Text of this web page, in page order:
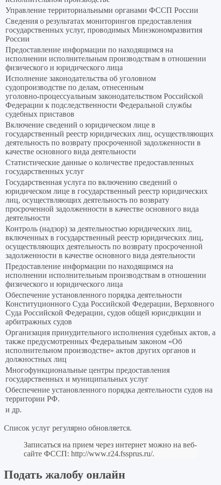
Управление территориальными органами ФССП России
Сведения о результатах мониторингов предоставления
государственных услуг, проводимых Минэкономразвития
России
Предоставление информации по находящимся на
исполнении исполнительным производствам в отношении
физического и юридического лица
Исполнение законодательства об уголовном
судопроизводстве по делам, отнесенным
уголовно‑процессуальным законодательством Российской
Федерации к подследственности Федеральной службы
судебных приставов
Включение сведений о юридическом лице в
государственный реестр юридических лиц, осуществляющих
деятельность по возврату просроченной задолженности в
качестве основного вида деятельности
Статистические данные о количестве предоставленных
государственных услуг
Государственная услуга по включению сведений о
юридическом лице в государственный реестр юридических
лиц, осуществляющих деятельность по возврату
просроченной задолженности в качестве основного вида
деятельности
Контроль (надзор) за деятельностью юридических лиц,
включенных в государственный реестр юридических лиц,
осуществляющих деятельность по возврату просроченной
задолженности в качестве основного вида деятельности
Предоставление информации по находящимся на
исполнении исполнительным производствам в отношении
физического и юридического лица
Обеспечение установленного порядка деятельности
Конституционного Суда Российской Федерации, Верховного
Суда Российской Федерации, судов общей юрисдикции и
арбитражных судов
Организация принудительного исполнения судебных актов, а
также предусмотренных Федеральным законом «Об
исполнительном производстве» актов других органов и
должностных лиц
Многофункциональные центры предоставления
государственных и муниципальных услуг
Обеспечение установленного порядка деятельности судов на
территории РФ.
и др.
Список услуг регулярно обновляется.
Записаться на прием через интернет можно на веб-
сайте ФССП: http://www.r24.fssprus.ru/.
Подать жалобу онлайн